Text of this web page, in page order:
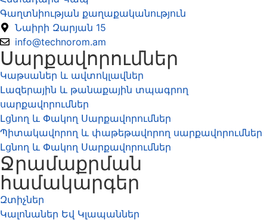
Գաղտնիության քաղաքականություն
Նաիրի Զարյան 15
info@technorom.am
Սարքավորումներ
Կաթսաներ և ավտոկլավներ
Լազերային և թանաքային տպագրող
սարքավորումներ
Լցնող և Փակող Սարքավորումներ
Պիտակավորող և փաթեթավորող սարքավորումներ
Լցնող և Փակող Սարքավորումներ
Ջրամաքրման
համակարգեր
Զտիչներ
Կալոնաներ Եվ Կլապաններ